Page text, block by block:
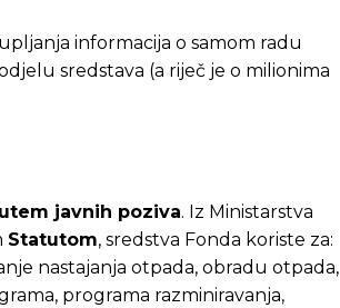
informacija o samom radu
sredstava (a riječ je o milionima
javnih poziva. Iz Ministarstva
Statutom, sredstva Fonda koriste za:
nastajanja otpada, obradu otpada,
programa razminiravanja,